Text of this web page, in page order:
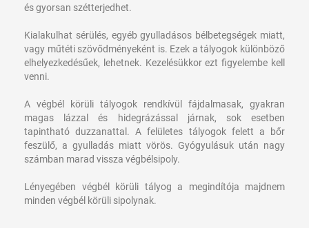
és gyorsan szétterjedhet.
Kialakulhat sérülés, egyéb gyulladásos bélbetegségek miatt,
vagy műtéti szövődményeként is. Ezek a tályogok különböző
elhelyezkedésűek, lehetnek. Kezelésükkor ezt figyelembe kell
venni.
A végbél körüli tályogok rendkívül fájdalmasak, gyakran
magas lázzal és hidegrázással járnak, sok esetben
tapintható duzzanattal. A felületes tályogok felett a bőr
feszülő, a gyulladás miatt vörös. Gyógyulásuk után nagy
számban marad vissza végbélsipoly.
Lényegében végbél körüli tályog a megindítója majdnem
minden végbél körüli sipolynak.